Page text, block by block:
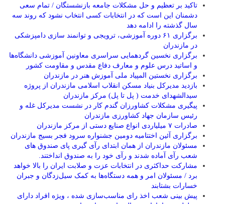
تاکید بر تعظیم و حل مشکلات جامعه بازنشستگان / تمام سعی
دشمنان این است که در انتخابات کسی انتخاب نشود که روند سه
سال گذشته را ادامه دهد
برگزاری ۶۱ دوره آموزشی، ترویجی و توانمند سازی دامپزشکی
در مازندران
برگزاری نخسین گردهمایی سراسری معاونین آموزشی دانشگاه‌ها
و اساتید درس علوم و معارف دفاع مقدس و مقاومت کشور
برگزاری نخستین المپیاد ملی آموزش هنر در مازندران
بازدید مدیرکل بنیاد مسکن انقلاب اسلامی مازندران از پروژه
سیدالشهدای خدمت ( پل تا پل) مرکز مازندران
پیگیری مشکلات کشاورزان گندم کار در نشست مدیرکل غله و
رئیس سازمان جهاد کشاورزی مازندران
صادرات ۷ میلیاردی انواع صنایع دستی از مرکز مازندران
برگزاری آئین اختتامیه دومین جشنواره سرود فجر بسیج مازندران
مسئولان مازندران از همان ابتدای رآی گیری پای صندوق های
شعب رآی آماده شدند و رآی خود را به صندوق انداختند.
مشارکت حداکثری در انتخابات عزت و صلابت ایران را بالا خواهد
برد / مسئولان امر و همه دستگاه‌ها به کمک سیل‌زدگان و جبران
خسارات بشتابند
پیش بینی شعب اخذ رای مناسب‌سازی شده ، ویژه افراد دارای